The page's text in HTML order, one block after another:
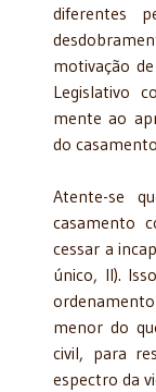
diferentes
motivação
Legislativo
mente ao
do
Atente-se
casamento
cessar a
único, II).
menor do
civil, para
espectro da